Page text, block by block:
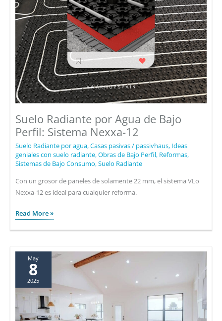
Suelo Radiante por Agua de Bajo
Perfil: Sistema Nexxa-12
Suelo Radiante por agua,Casas pasivas / passivhaus, Ideas
geniales con suelo radiante,Obras de Bajo Perfil, Reformas,
Sistemas de Bajo Consumo,Suelo Radiante
Con un grosor de paneles de solamente 22 mm, el sistema VLo
Nexxa-12 es ideal para cualquier reforma.
Suelo
Perfil:
Sistema
12
Read More »
May
8
2025